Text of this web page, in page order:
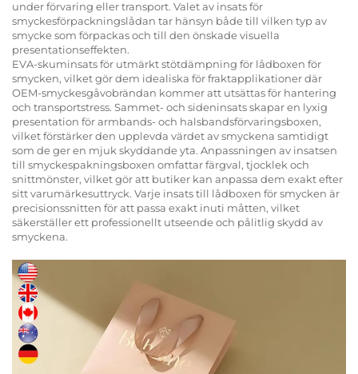
under förvaring eller transport. Valet av insats för
smyckesförpackningslådan tar hänsyn både till vilken typ av
smycke som förpackas och till den önskade visuella
presentationseffekten.
EVA-skuminsats för utmärkt stötdämpning för lådboxen för
smycken, vilket gör dem idealiska för fraktapplikationer där
OEM-smyckesgåvobrändan kommer att utsättas för hantering
och transportstress. Sammet- och sideninsats skapar en lyxig
presentation för armbands- och halsbandsförvaringsboxen,
vilket förstärker den upplevda värdet av smyckena samtidigt
som de ger en mjuk skyddande yta. Anpassningen av insatsen
till smyckespakningsboxen omfattar färgval, tjocklek och
snittmönster, vilket gör att butiker kan anpassa dem exakt efter
sitt varumärkesuttryck. Varje insats till lådboxen för smycken är
precisionssnitten för att passa exakt inuti måtten, vilket
säkerställer ett professionellt utseende och pålitlig skydd av
smyckena.